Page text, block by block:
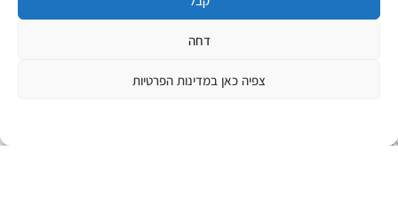
דחה
צפיה כאן במדינות הפרטיות
תקנון אתר